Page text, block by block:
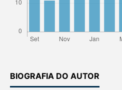
BIOGRAFIA DO AUTOR